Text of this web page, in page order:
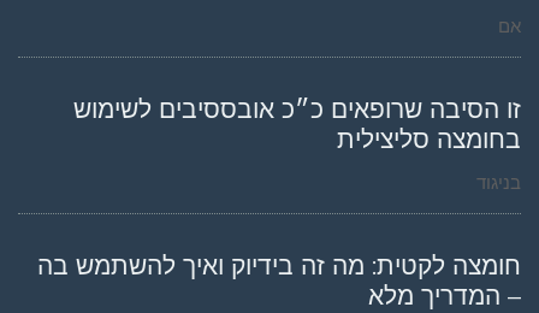
אם
זו הסיבה שרופאים כ״כ אובססיבים לשימוש
בחומצה סליצילית
בניגוד
חומצה לקטית: מה זה בידיוק ואיך להשתמש בה
– המדריך מלא